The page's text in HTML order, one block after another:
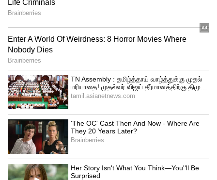
Happy Streets
ஆரம்ப காலத்தில் செல்போன் தகவல்
பரிமாற்றத்துக்கு மட்டுமே
பேரழிவுக்கான ஒரு பாதையாக
அமைந்திருக்கிறது. அதேபோலத்தான் இந்த
ஹேப்பி ஸ்ட்ரீட் நிகழ்ச்சிகளும் ஆரம்பத்தில்
சிறியதாக தோன்றி பிறகு பேரழிவாக
மாறும், ஒரு தாய்லாந்து போல தமிழகம்
மாறுவதற்கான வழி இது என்று அவர்
கூறினார்.